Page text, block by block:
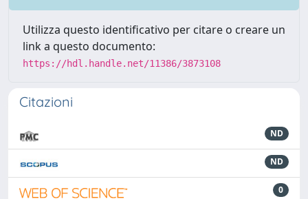
Utilizza questo identificativo per citare o creare un
link a questo documento:
https://hdl.handle.net/11386/3873108
Citazioni
ND
ND
0